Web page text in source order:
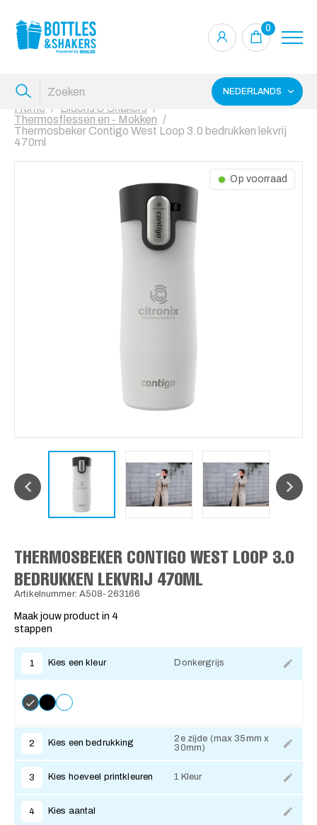
0
NEDERLANDS
Home
Bidons & Shakers
Thermosflessen en - Mokken
Thermosbeker Contigo West Loop 3.0 bedrukken lekvrij
470ml
Op voorraad
THERMOSBEKER CONTIGO WEST LOOP 3.0
BEDRUKKEN LEKVRIJ 470ML
Artikelnummer: A508-263166
Maak jouw product in 4
stappen
1 Kies een kleur Donkergrijs
2 Kies een bedrukking
2e zijde (max 35mm x
30mm)
3 Kies hoeveel printkleuren 1 Kleur
4 Kies aantal